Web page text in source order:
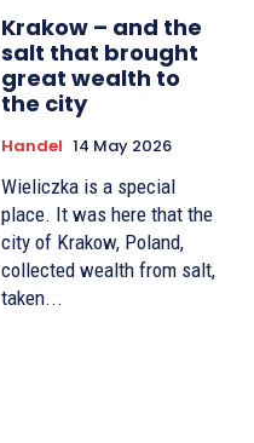
Krakow – and the
salt that brought
great wealth to
the city
Handel 14 May 2026
Wieliczka is a special
place. It was here that the
city of Krakow, Poland,
collected wealth from salt,
taken...